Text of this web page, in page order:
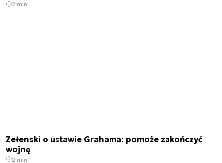
2 min.
Zełenski o ustawie Grahama: pomoże zakończyć
wojnę
2 min.